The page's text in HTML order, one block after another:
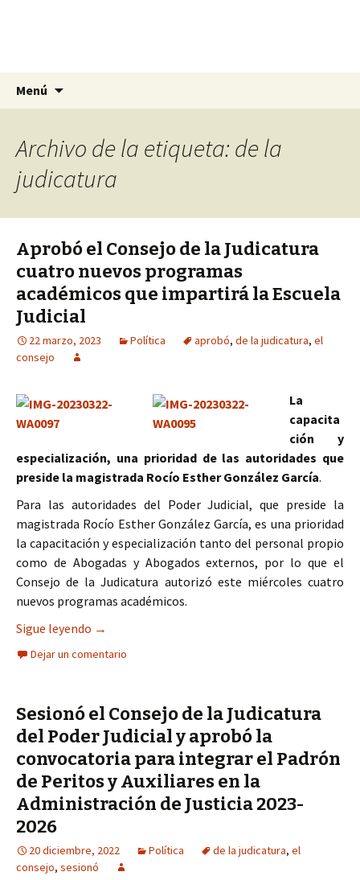
La Yunta de Tepic
La nueva opción en información
Menú
Archivo de la etiqueta: de la
judicatura
Aprobó el Consejo de la Judicatura
cuatro nuevos programas
académicos que impartirá la Escuela
Judicial
22 marzo, 2023 Política aprobó, de la judicatura, el
consejo
La
capacita
ción y
especialización, una prioridad de las autoridades que
preside la magistrada Rocío Esther González García.
Para las autoridades del Poder Judicial, que preside la
magistrada Rocío Esther González García, es una prioridad
la capacitación y especialización tanto del personal propio
como de Abogadas y Abogados externos, por lo que el
Consejo de la Judicatura autorizó este miércoles cuatro
nuevos programas académicos.
Sigue leyendo Aprobó el Consejo de la Judicatura cuatro
→
Dejar un comentario
Sesionó el Consejo de la Judicatura
del Poder Judicial y aprobó la
convocatoria para integrar el Padrón
de Peritos y Auxiliares en la
Administración de Justicia 2023-
2026
20 diciembre, 2022 Política de la judicatura, el
consejo, sesionó